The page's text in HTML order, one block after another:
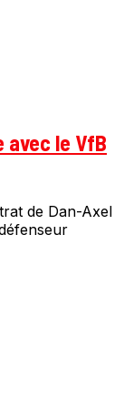
avec le VfB
de Dan-Axel